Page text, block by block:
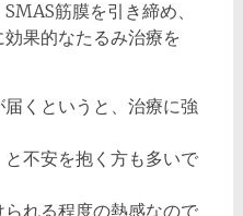
筋膜を引き締め、
果的なたるみ治療を
くというと、治療に強
不安を抱く方も多いで
れる程度の熱感なので